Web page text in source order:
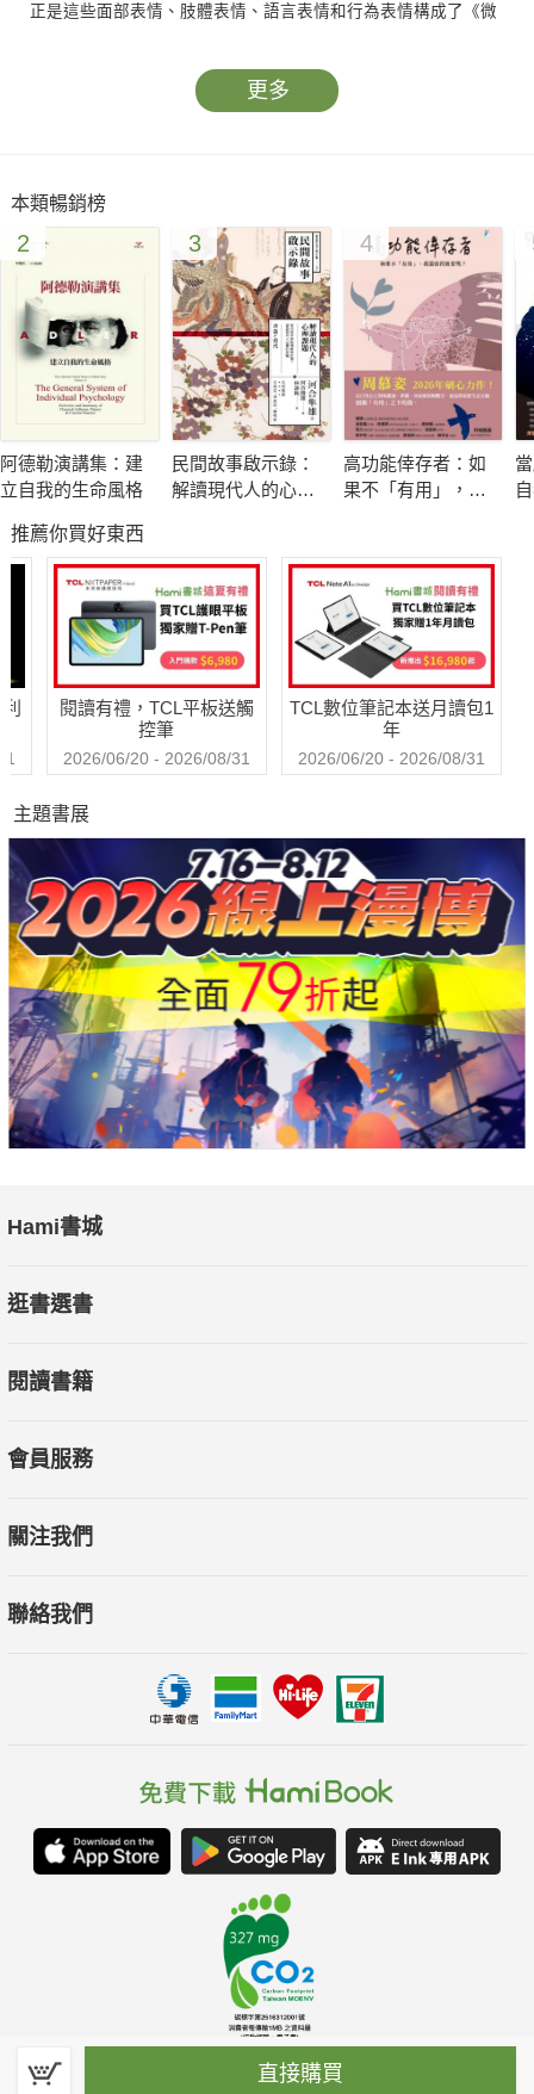
正是這些面部表情、肢體表情、語言表情和行為表情構成了《微
更多
本類暢銷榜
2
阿德勒演講集：建
立自我的生命風格
3
民間故事啟示錄：
解讀現代人的心理
4
高功能倖存者：如
果不「有用」，我
推薦你買好東西
閱讀有禮，TCL平板送觸
控筆
2026/06/20 - 2026/08/31
TCL數位筆記本送月讀包1
年
2026/06/20 - 2026/08/31
直接購買
主題書展
Hami書城
逛書選書
閱讀書籍
會員服務
關注我們
聯絡我們
春水堂科技娛樂股份有限公司(統一編號：70476915)